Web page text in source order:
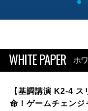
WHITE PAPER ホ
【基調講演 K2-4
命！ゲームチェンジ